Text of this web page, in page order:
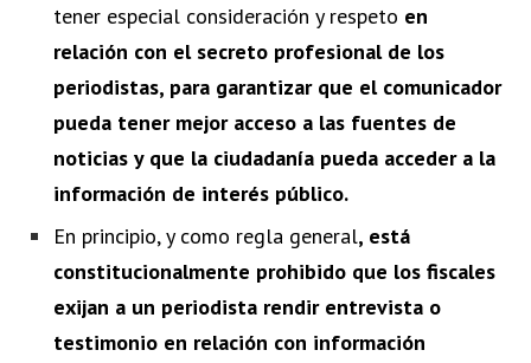
tener especial consideración y respeto en
relación con el secreto profesional de los
periodistas, para garantizar que el comunicador
pueda tener mejor acceso a las fuentes de
noticias y que la ciudadanía pueda acceder a la
información de interés público.
En principio, y como regla general, está
constitucionalmente prohibido que los fiscales
exijan a un periodista rendir entrevista o
testimonio en relación con información